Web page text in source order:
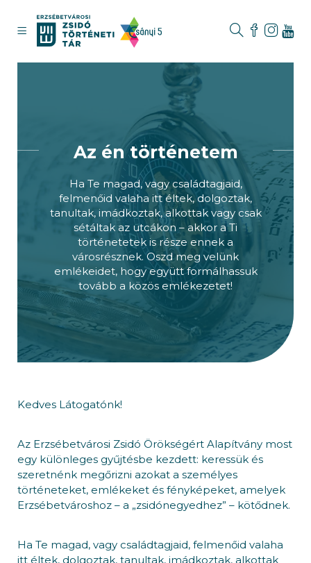
Az én történetem
Ha Te magad, vagy családtagjaid,
felmenőid valaha itt éltek, dolgoztak,
tanultak, imádkoztak, alkottak vagy csak
sétáltak az utcákon – akkor a Ti
történetetek is része ennek a
városrésznek. Oszd meg velünk
emlékeidet, hogy együtt formálhassuk
tovább a közös emlékezetet!
Kedves Látogatónk!
Az Erzsébetvárosi Zsidó Örökségért Alapítvány most
egy különleges gyűjtésbe kezdett: keressük és
szeretnénk megőrizni azokat a személyes
történeteket, emlékeket és fényképeket, amelyek
Erzsébetvároshoz – a „zsidónegyedhez” – kötődnek.
Ha Te magad, vagy családtagjaid, felmenőid valaha
itt éltek, dolgoztak, tanultak, imádkoztak, alkottak